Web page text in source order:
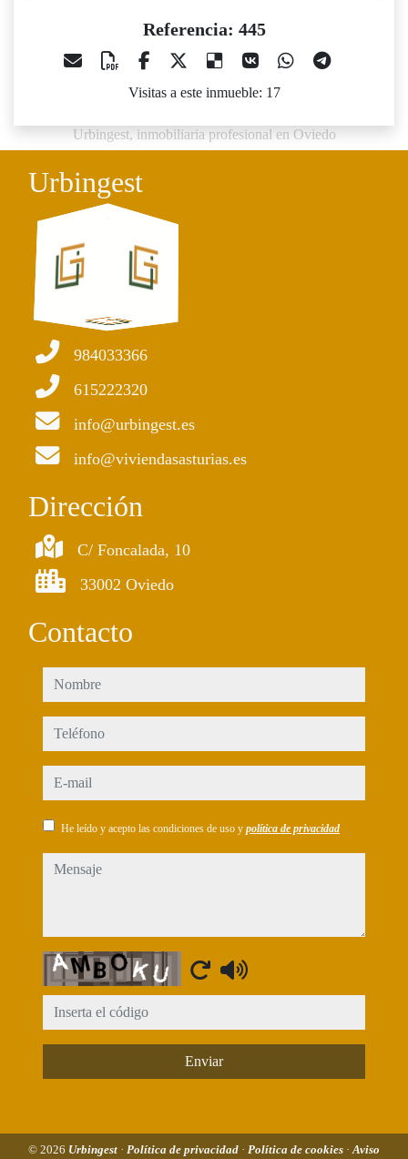
Referencia: 445
Visitas a este inmueble: 17
Urbingest, inmobiliaria profesional en Oviedo
Urbingest
984033366
615222320
info@urbingest.es
info@viviendasasturias.es
Dirección
C/ Foncalada, 10
33002 Oviedo
Contacto
nombre
teléfono
e-mail
He leído y acepto las condiciones de uso y política de privacidad
mensaje
Captcha
Enviar
© 2026 Urbingest · Política de privacidad · Política de cookies ·Aviso